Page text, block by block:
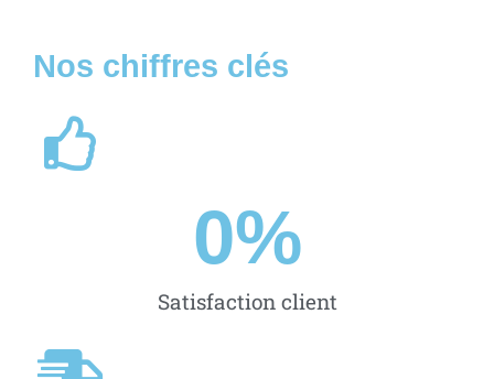
Nos chiffres clés
Satisfaction client
0%